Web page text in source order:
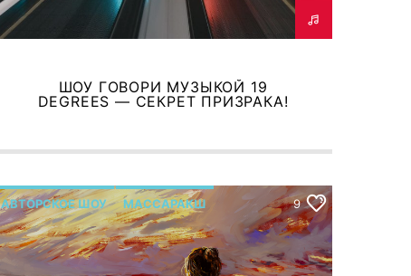
ШОУ ГОВОРИ МУЗЫКОЙ 19
DEGREES — СЕКРЕТ ПРИЗРАКА!
АВТОРСКОЕ ШОУ МАССАРАКШ
Р.МЕЛЬМОНТ
9